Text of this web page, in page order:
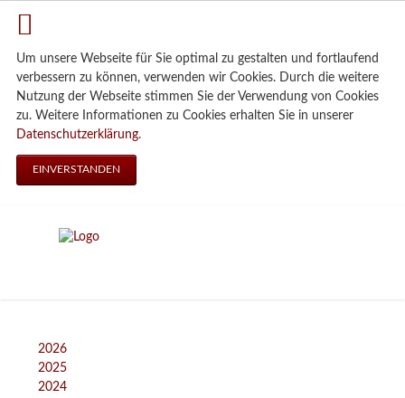
Um unsere Webseite für Sie optimal zu gestalten und fortlaufend
verbessern zu können, verwenden wir Cookies. Durch die weitere
Nutzung der Webseite stimmen Sie der Verwendung von Cookies
zu. Weitere Informationen zu Cookies erhalten Sie in unserer
Datenschutzerklärung.
EINVERSTANDEN
2026
2025
2024